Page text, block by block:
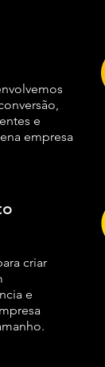
e
empresa
criar
e